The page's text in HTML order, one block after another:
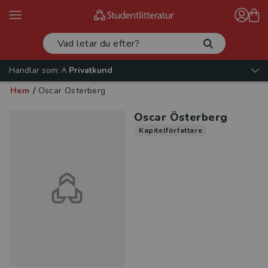
Handlar som:
Privatkund
Hem / Oscar Österberg
Oscar Österberg
Kapitelförfattare